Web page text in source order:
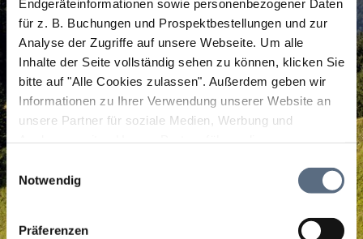
Endgeräteinformationen sowie personenbezogener Daten
für z. B. Buchungen und Prospektbestellungen und zur
Analyse der Zugriffe auf unsere Webseite. Um alle
Inhalte der Seite vollständig sehen zu können, klicken Sie
bitte auf "Alle Cookies zulassen". Außerdem geben wir
Informationen zu Ihrer Verwendung unserer Website an
unsere Partner für soziale Medien, Werbung und
zusammen, die Sie ihnen bereitgestellt haben oder die
sie im Rahmen Ihrer Nutzung der Dienste gesammelt
Einwilligungsauswahl
Notwendig
Präferenzen